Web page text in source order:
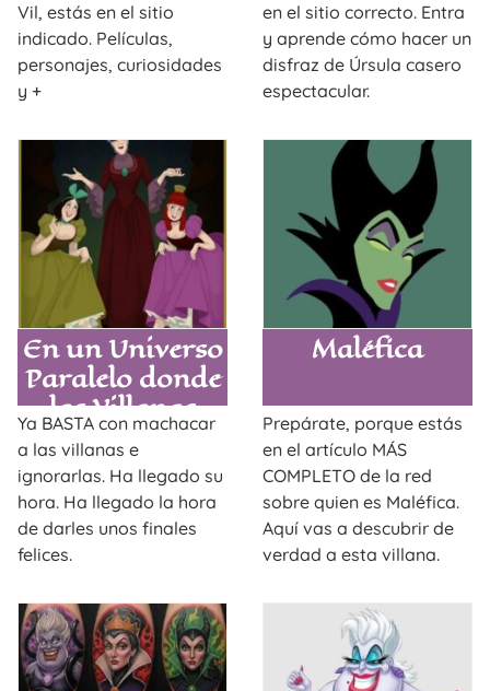
Vil, estás en el sitio
indicado. Películas,
personajes, curiosidades
y +
en el sitio correcto. Entra
y aprende cómo hacer un
disfraz de Úrsula casero
espectacular.
En un Universo
Paralelo donde
las Villanas
ganan a las
Princesas…
Ya BASTA con machacar
a las villanas e
ignorarlas. Ha llegado su
hora. Ha llegado la hora
de darles unos finales
felices.
Maléfica
Prepárate, porque estás
en el artículo MÁS
COMPLETO de la red
sobre quien es Maléfica.
Aquí vas a descubrir de
verdad a esta villana.